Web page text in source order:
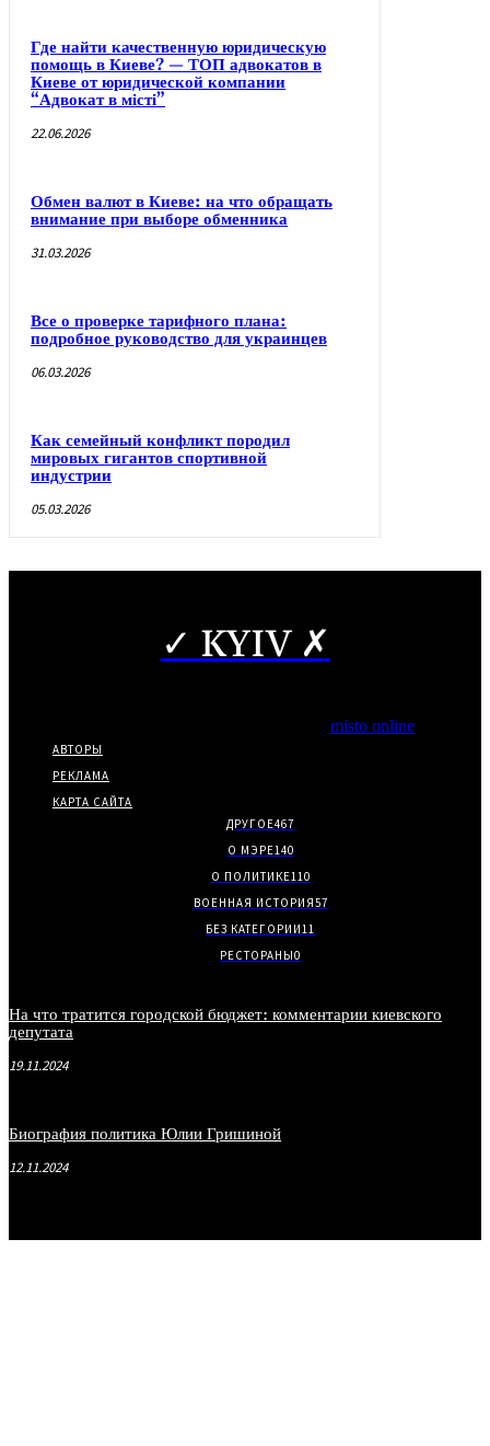
Где найти качественную юридическую
помощь в Киеве? — ТОП адвокатов в
Киеве от юридической компании
“Адвокат в місті”
22.06.2026
Обмен валют в Киеве: на что обращать
внимание при выборе обменника
31.03.2026
Все о проверке тарифного плана:
подробное руководство для украинцев
06.03.2026
Как семейный конфликт породил
мировых гигантов спортивной
индустрии
05.03.2026
✓ KYIV ✗
misto online
АВТОРЫ
РЕКЛАМА
КАРТА САЙТА
ДРУГОЕ467
О МЭРЕ140
О ПОЛИТИКЕ110
ВОЕННАЯ ИСТОРИЯ57
БЕЗ КАТЕГОРИИ11
РЕСТОРАНЫ0
На что тратится городской бюджет: комментарии киевского
депутата
19.11.2024
Биография политика Юлии Гришиной
12.11.2024